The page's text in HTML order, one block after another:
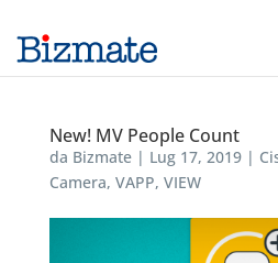
New! MV People Count
da Bizmate| Lug 17, 2019|
Camera, VAPP, VIEW